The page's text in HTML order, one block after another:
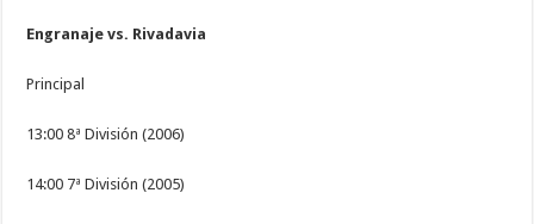
Engranaje vs. Rivadavia
Principal
13:00 8ª División (2006)
14:00 7ª División (2005)